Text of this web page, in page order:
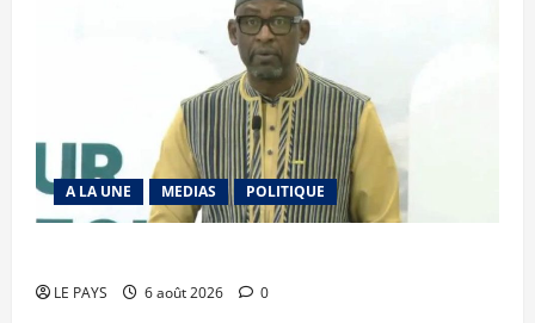
A LA UNE MEDIAS POLITIQUE
LE PAYS 6 août 2026 0